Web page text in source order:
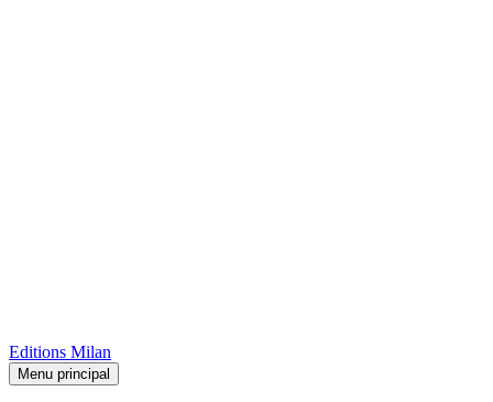
Editions Milan
Menu principal